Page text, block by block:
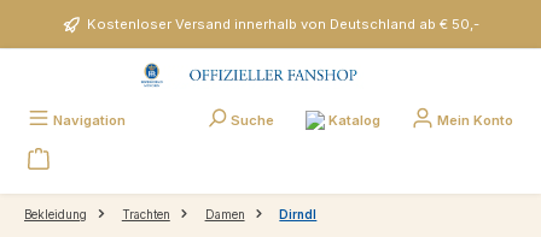
Zum Hauptinhalt springenKostenloser Versand innerhalb von Deutschland ab € 50,-
Navigation Suche Katalog Mein Konto
Bekleidung Trachten Damen Dirndl